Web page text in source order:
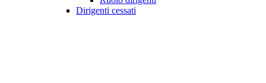
Dirigenti cessati